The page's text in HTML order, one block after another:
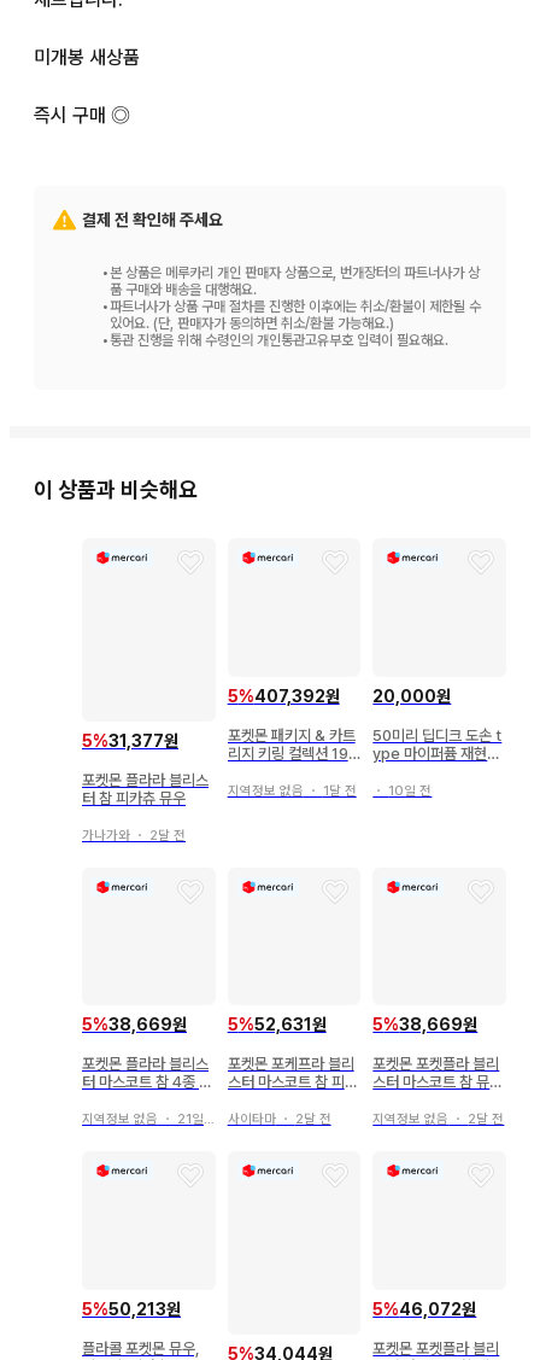
미개봉 새상품
즉시 구매 ◎
결제 전 확인해 주세요
•본 상품은 메루카리 개인 판매자 상품으로, 번개장터의 파트너사가 상
품 구매와 배송을 대행해요.
•파트너사가 상품 구매 절차를 진행한 이후에는 취소/환불이 제한될 수
있어요. (단, 판매자가 동의하면 취소/환불 가능해요.)
•통관 진행을 위해 수령인의 개인통관고유부호 입력이 필요해요.
이 상품과 비슷해요
5%31,377원
포켓몬 플라라 블리스
터 참 피카츄 뮤우
가나가와 ・ 2달 전
5%407,392원
포켓몬 패키지 & 카트
리지 키링 컬렉션 199
지역정보 없음 ・ 1달 전
20,000원
50미리 딥디크 도손 t
ype 마이퍼퓸 재현향
・ 10일 전
5%38,669원
포켓몬 플라라 블리스
터 마스코트 참 4종 세
지역정보 없음 ・ 21일 전
5%52,631원
포켓몬 포케프라 블리
스터 마스코트 참 피카
사이타마・ 2달 전
5%38,669원
포켓몬 포켓플라 블리
스터 마스코트 참 뮤우
지역정보 없음 ・ 2달 전
5%50,213원
플라콜 포켓몬 뮤우,
5%34,044원
5%46,072원
포켓몬 포켓플라 블리